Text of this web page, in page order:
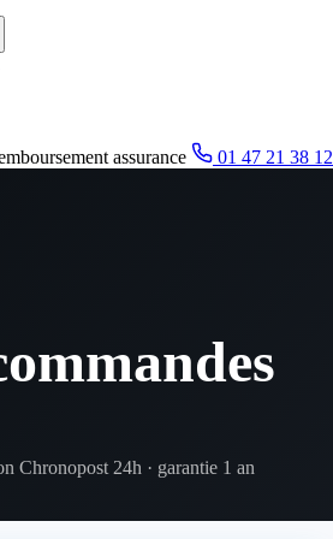
assurance 01 47 21 38 12
Chronopost 24h · garantie 1 an